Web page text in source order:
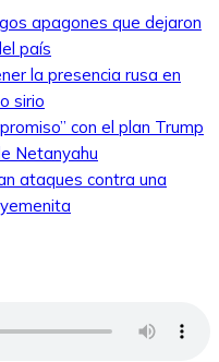
apagones que dejaron
país
la presencia rusa en
sirio
con el plan Trump
Netanyahu
ataques contra una